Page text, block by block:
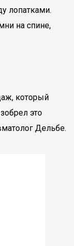
лопатками.
на спине,
который
это
Дельбе.